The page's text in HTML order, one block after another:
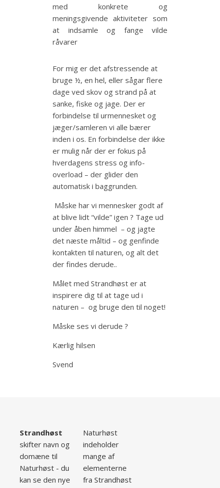
med konkrete og
meningsgivende aktiviteter som
at indsamle og fange vilde
råvarer
For mig er det afstressende at
bruge ½, en hel, eller sågar flere
dage ved skov og strand på at
sanke, fiske og jage. Der er
forbindelse til urmennesket og
jæger/samleren vi alle bærer
inden i os. En forbindelse der ikke
er mulig når der er fokus på
hverdagens stress og info-
overload – der glider den
automatisk i baggrunden.
Måske har vi mennesker godt af
at blive lidt “vilde” igen ? Tage ud
under åben himmel – og jagte
det næste måltid – og genfinde
kontakten til naturen, og alt det
der findes derude..
Målet med Strandhøst er at
inspirere dig til at tage ud i
naturen – og bruge den til noget!
Måske ses vi derude ?
Kærlig hilsen
Svend
Strandhøst
skifter navn og
domæne til
Naturhøst - du
kan se den nye
Naturhøst
indeholder
mange af
elementerne
fra Strandhøst